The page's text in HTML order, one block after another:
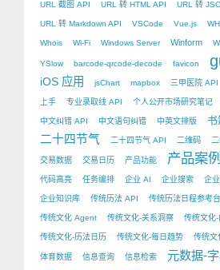
URL 截图 API URL 转 HTML API URL 转
URL 转 Markdown API VSCode Vue.js
Whois Wi-Fi Windows Server Winform
YSlow barcode-qrcode-decode favicon
iOS 应用 jsChart mapbox 三甲医院 API
上手 专业录取线 API 个人公开市场研究笔记
中文纠错 API 中文语句纠错 中英文排版 书
二十四节气 二十四节气 API 二维码
交易数据 交易日历 产品功能 产品案例
代码高亮 任务编排 企业 AI 企业搜索 企
企业知识库 传统历法 API 传统历法日程参考台
传统文化 Agent 传统文化-关系洞察 传统文化
传统文化-历法日历 传统文化-每日趋势 传统文
体育数据 信息查询 信息检索 元数据-